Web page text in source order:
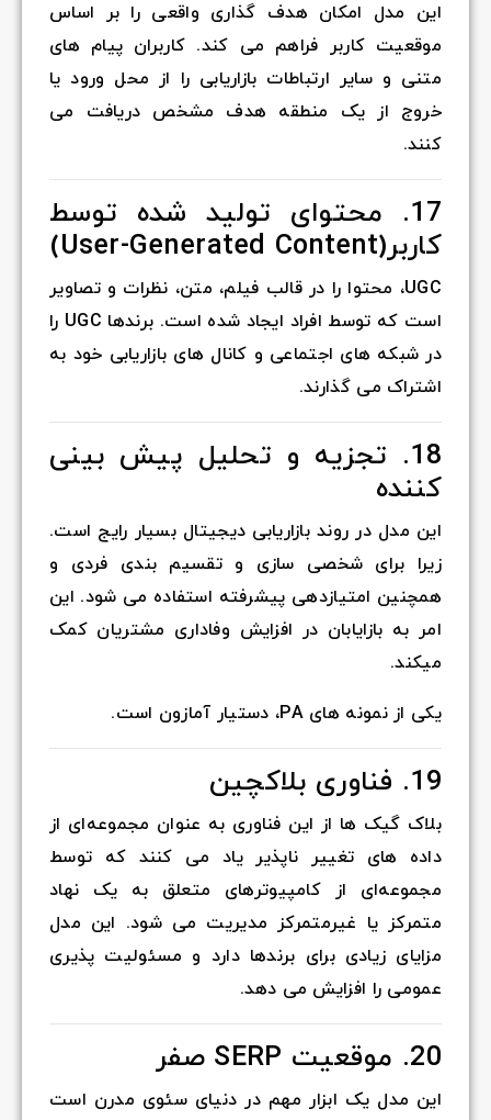
این مدل امکان هدف گذاری واقعی را بر اساس
موقعیت کاربر فراهم می کند. کاربران پیام های
متنی و سایر ارتباطات بازاریابی را از محل ورود یا
خروج از یک منطقه هدف مشخص دریافت می
کنند.
17. محتوای تولید شده توسط
کاربر(User-Generated Content)
UGC، محتوا را در قالب فیلم، متن، نظرات و تصاویر
است که توسط افراد ایجاد شده است. برندها UGC را
در شبکه های اجتماعی و کانال های بازاریابی خود به
اشتراک می گذارند.
18. تجزیه و تحلیل پیش بینی
کننده
این مدل در روند بازاریابی دیجیتال بسیار رایج است.
زیرا برای شخصی سازی و تقسیم بندی فردی و
همچنین امتیازدهی پیشرفته استفاده می شود. این
امر به بازایابان در افزایش وفاداری مشتریان کمک
میکند.
یکی از نمونه های PA، دستیار آمازون است.
19. فناوری بلاکچین
بلاک گیک ها از این فناوری به عنوان مجموعه‌ای از
داده های تغییر ناپذیر یاد می کنند که توسط
مجموعه‌ای از کامپیوترهای متعلق به یک نهاد
متمرکز یا غیرمتمرکز مدیریت می شود. این مدل
مزایای زیادی برای برندها دارد و مسئولیت پذیری
عمومی را افزایش می دهد.
20. موقعیت SERP صفر
این مدل یک ابزار مهم در دنیای سئوی مدرن است